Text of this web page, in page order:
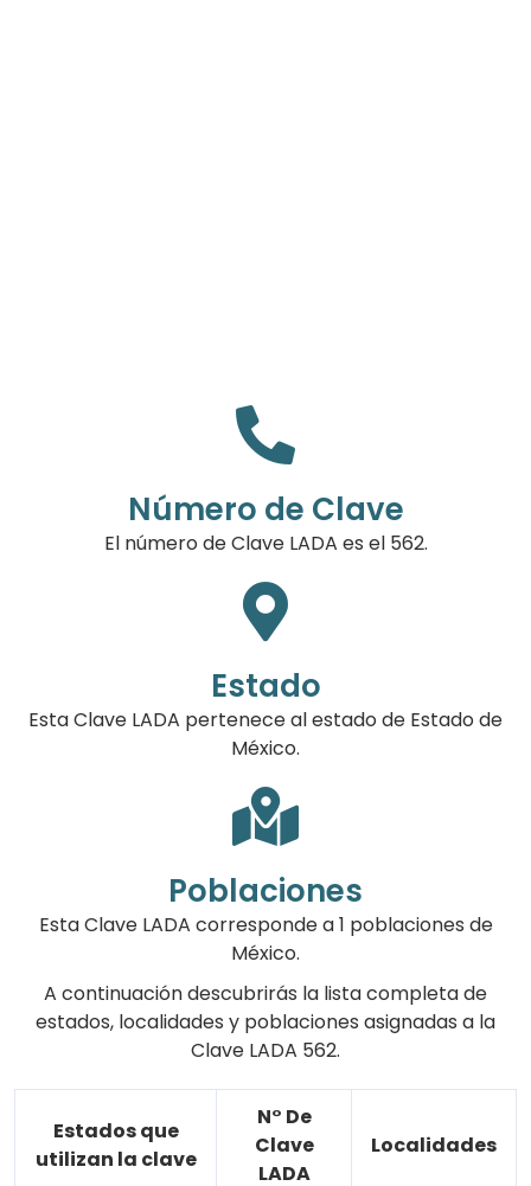
Número de Clave
El número de Clave LADA es el 562.
Estado
Esta Clave LADA pertenece al estado de Estado de
México.
Poblaciones
Esta Clave LADA corresponde a 1 poblaciones de
México.
A continuación descubrirás la lista completa de
estados, localidades y poblaciones asignadas a la
Clave LADA 562.
Estados que
utilizan la clave
N° De
Clave
LADA
Localidades